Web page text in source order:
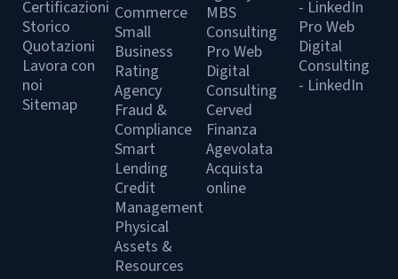
Certificazioni
Storico
Quotazioni
Lavora con
noi
Sitemap
Commerce
Small
Business
Rating
Agency
Fraud &
Compliance
Smart
Lending
Credit
Management
Physical
Assets &
Resources
MBS
Consulting
Pro Web
Digital
Consulting
Cerved
Finanza
Agevolata
Acquista
online
- LinkedIn
Pro Web
Digital
Consulting
- LinkedIn